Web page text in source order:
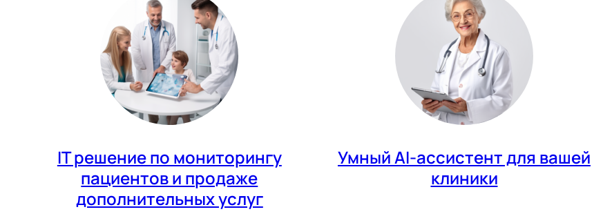
IT решение по мониторингу
пациентов и продаже
дополнительных услуг
Умный AI-ассистент для вашей
клиники